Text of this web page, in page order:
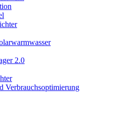
2.0
Verbrauchsoptimierung